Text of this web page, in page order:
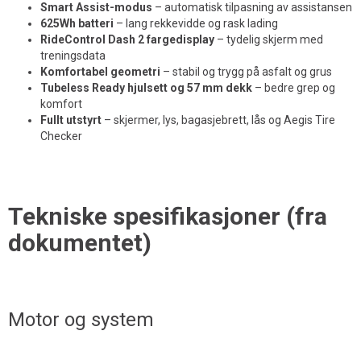
Smart Assist-modus – automatisk tilpasning av assistansen
625Wh batteri – lang rekkevidde og rask lading
RideControl Dash 2 fargedisplay – tydelig skjerm med
treningsdata
Komfortabel geometri – stabil og trygg på asfalt og grus
Tubeless Ready hjulsett og 57 mm dekk – bedre grep og
komfort
Fullt utstyrt – skjermer, lys, bagasjebrett, lås og Aegis Tire
Checker
Tekniske spesifikasjoner (fra
dokumentet)
Motor og system